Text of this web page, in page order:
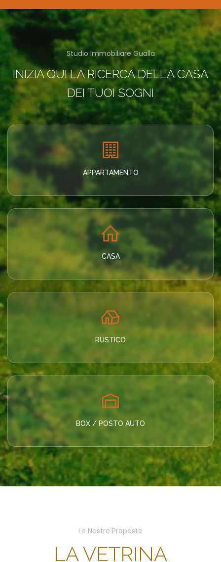
Studio Immobiliare Gualla
INIZIA QUI LA RICERCA DELLA CASA
DEI TUOI SOGNI
APPARTAMENTO
CASA
RUSTICO
BOX / POSTO AUTO
Le Nostre Proposte
LA VETRINA